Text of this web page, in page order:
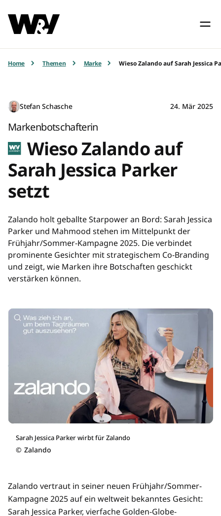
Home Themen Marke Wieso Zalando auf Sarah Jessica
Stefan Schasche 24. Mär 2025
Markenbotschafterin
Wieso Zalando auf
Sarah Jessica Parker
setzt
Zalando holt geballte Starpower an Bord: Sarah Jessica
Parker und Mahmood stehen im Mittelpunkt der
Frühjahr/Sommer-Kampagne 2025. Die verbindet
prominente Gesichter mit strategischem Co-Branding
und zeigt, wie Marken ihre Botschaften geschickt
verstärken können.
Sarah Jessica Parker wirbt für Zalando
© Zalando
Zalando vertraut in seiner neuen Frühjahr/Sommer-
Kampagne 2025 auf ein weltweit bekanntes Gesicht:
Sarah Jessica Parker, vierfache Golden-Globe-